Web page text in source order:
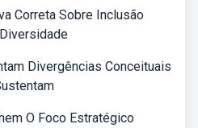
Correta Sobre Inclusão
Divergências Conceituais
O Foco Estratégico